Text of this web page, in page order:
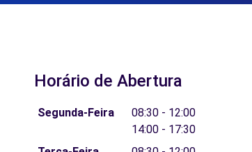
Horário de Abertura
Segunda-Feira
08:30 - 12:00
14:00 - 17:30